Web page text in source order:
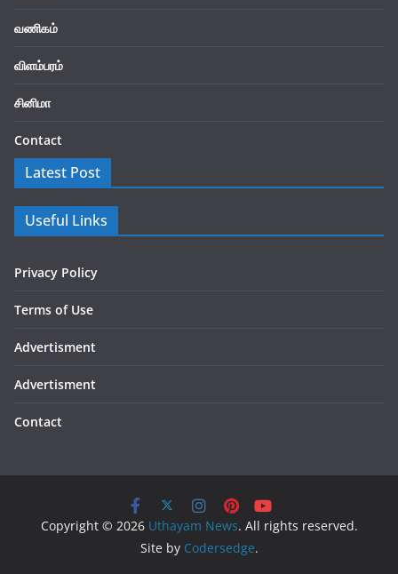
வணிகம்
விளம்பரம்
சினிமா
Contact
Latest Post
Useful Links
Privacy Policy
Terms of Use
Advertisment
Advertisment
Contact
Copyright © 2026 Uthayam News. All rights reserved.
Site by Codersedge.